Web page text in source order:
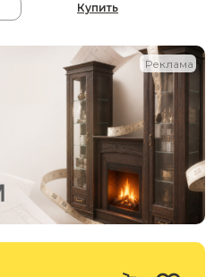
Купить
Реклама